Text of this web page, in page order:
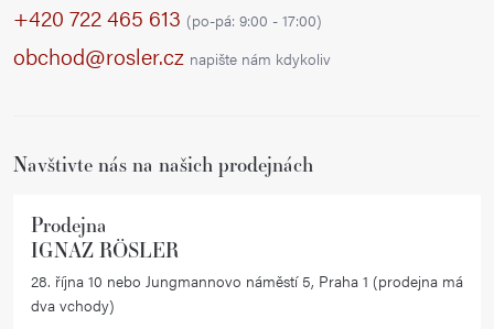
+420 722 465 613 (po-pá: 9:00 - 17:00)
obchod@rosler.cz napište nám kdykoliv
Navštivte nás na našich prodejnách
Prodejna
IGNAZ RÖSLER
28. října 10 nebo Jungmannovo náměstí 5, Praha 1 (prodejna má
dva vchody)